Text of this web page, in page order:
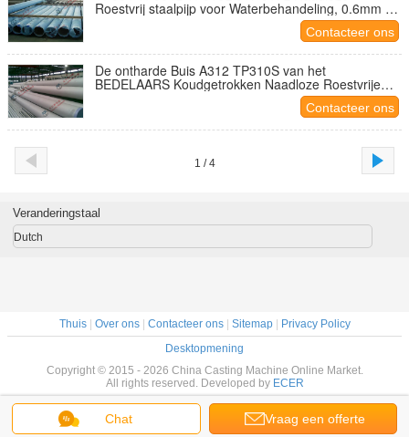
Roestvrij staalpijp voor Waterbehandeling, 0.6mm -
Contacteer ons
De ontharde Buis A312 TP310S van het
BEDELAARS Koudgetrokken Naadloze Roestvrije
Contacteer ons
1 / 4
Chat Vraag een offerte
Veranderingstaal
Dutch
Thuis| Over ons| Contacteer ons| Sitemap|
Privacy Policy
Desktopmening
Copyright © 2015 - 2026 China Casting Machine Online Market.
All rights reserved. Developed by ECER